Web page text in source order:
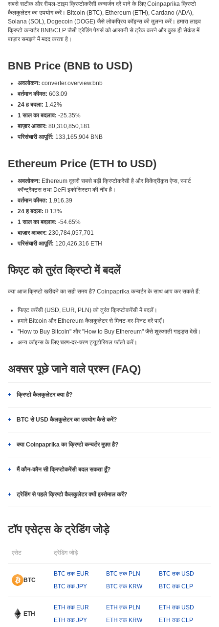
सबसे सटीक और रीयल-टाइम क्रिप्टोकरेंसी कन्वर्जन दरें पाने के लिए Coinpaprika क्रिप्टो
कैलकुलेटर का उपयोग करें। Bitcoin (BTC), Ethereum (ETH), Cardano (ADA),
Solana (SOL), Dogecoin (DOGE) जैसे लोकप्रिय कॉइन्स की तुलना करें। हमारा लाइव
क्रिप्टो कन्वर्टर BNB/CLP जैसी ट्रेडिंग पेयर्स को आसानी से ट्रैक करने और कुछ ही सेकंड में
बाज़ार समझने में मदद करता है।
BNB Price (BNB to USD)
अवलोकन: converter.overview.bnb
वर्तमान कीमत: 603.09
24 ह बदला: 1.42%
1 साल का बदलाव: -25.35%
बाज़ार आकार: 80,310,850,181
परिसंचारी आपूर्ति: 133,165,904 BNB
Ethereum Price (ETH to USD)
अवलोकन: Ethereum दूसरी सबसे बड़ी क्रिप्टोकरेंसी है और विकेंद्रीकृत ऐप्स, स्मार्ट
कॉन्ट्रैक्ट्स तथा DeFi इकोसिस्टम की नींव है।
वर्तमान कीमत: 1,916.39
24 ह बदला: 0.13%
1 साल का बदलाव: -54.65%
बाज़ार आकार: 230,784,057,701
परिसंचारी आपूर्ति: 120,426,316 ETH
फिएट को तुरंत क्रिप्टो में बदलें
क्या आज क्रिप्टो खरीदने का सही समय है? Coinpaprika कन्वर्टर के साथ आप कर सकते हैं:
फिएट करेंसी (USD, EUR, PLN) को तुरंत क्रिप्टोकरेंसी में बदलें।
हमारे Bitcoin और Ethereum कैलकुलेटर से मिनट-दर-मिनट दरें पाएँ।
"How to Buy Bitcoin" और "How to Buy Ethereum" जैसे शुरुआती गाइड्स देखें।
अन्य कॉइन्स के लिए चरण-दर-चरण ट्यूटोरियल फॉलो करें।
अक्सर पूछे जाने वाले प्रश्न (FAQ)
क्रिप्टो कैलकुलेटर क्या है?
BTC से USD कैलकुलेटर का उपयोग कैसे करें?
क्या Coinpaprika का क्रिप्टो कन्वर्टर मुफ़्त है?
मैं कौन-कौन सी क्रिप्टोकरेंसी बदल सकता हूँ?
ट्रेडिंग से पहले क्रिप्टो कैलकुलेटर क्यों इस्तेमाल करें?
टॉप एसेट्स के ट्रेडिंग जोड़े
एसेट ट्रेडिंग जोड़े
BTC
BTC तक EUR BTC तक PLN
BTC तक USD
BTC तक JPY
BTC तक KRW BTC तक CLP
ETH
ETH तक EUR ETH तक PLN
ETH तक USD
ETH तक JPY
ETH तक KRW ETH तक CLP